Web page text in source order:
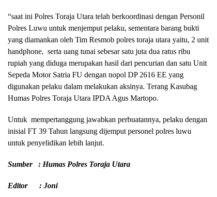
“saat ini Polres Toraja Utara telah berkoordinasi dengan Personil
Polres Luwu untuk menjemput pelaku, sementara barang bukti
yang diamankan oleh Tim Resmob polres toraja utara yaitu, 2 unit
handphone, serta uang tunai sebesar satu juta dua ratus ribu
rupiah yang diduga merupakan hasil dari pencurian dan satu Unit
Sepeda Motor Satria FU dengan nopol DP 2616 EE yang
digunakan pelaku dalam melakukan aksinya. Terang Kasubag
Humas Polres Toraja Utara IPDA Agus Martopo.
Untuk mempertanggung jawabkan perbuatannya, pelaku dengan
inisial FT 39 Tahun langsung dijemput personel polres luwu
untuk penyelidikan lebih lanjut.
Sumber : Humas Polres Toraja Utara
Editor : Joni